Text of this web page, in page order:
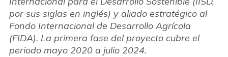
por sus siglas en inglés) y aliado estratégico al
Fondo Internacional de Desarrollo Agrícola
(FIDA). La primera fase del proyecto cubre el
periodo mayo 2020 a julio 2024.